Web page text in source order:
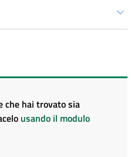
che hai trovato sia
usando il modulo